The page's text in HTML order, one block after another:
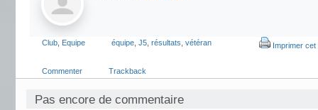
Club Equipe équipe J5 résultats vétéran Imprimer cet
Commenter Trackback
Pas encore de commentaire